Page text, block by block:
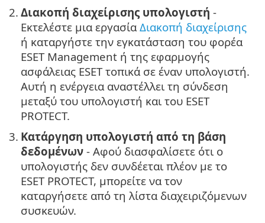
2. Διακοπή διαχείρισης υπολογιστή -
Εκτελέστε μια εργασίαΔιακοπή διαχείρισης
ή καταργήστε την εγκατάσταση του φορέα
ESET Management ή της εφαρμογής
ασφάλειας ESET τοπικά σε έναν υπολογιστή.
Αυτή η ενέργεια αναστέλλει τη σύνδεση
μεταξύ του υπολογιστή και του ESET
PROTECT.
3. Κατάργηση υπολογιστή από τη βάση
δεδομένων - Αφού διασφαλίσετε ότι ο
υπολογιστής δεν συνδέεται πλέον με το
ESET PROTECT, μπορείτε να τον
καταργήσετε από τη λίστα διαχειριζόμενων
συσκευών.